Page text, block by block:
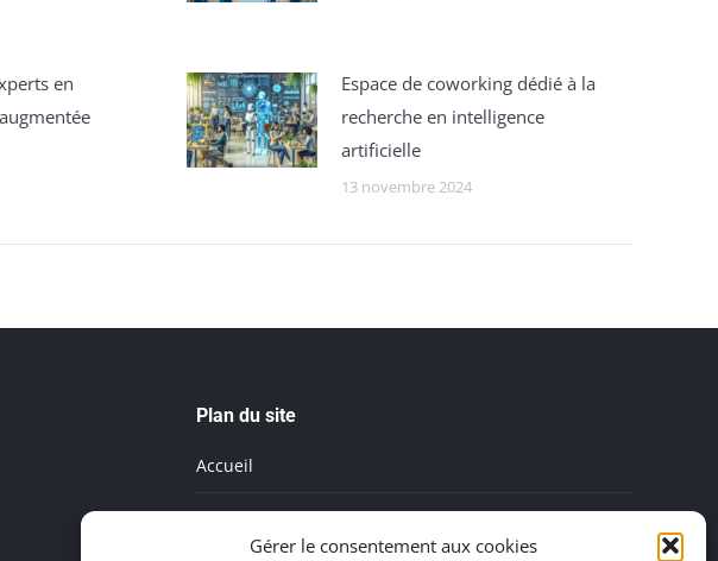
Gérer le consentement aux cookies
en
Espace de coworking dédié à la
recherche en intelligence
artificielle
13 novembre 2024
Plan du site
Accueil